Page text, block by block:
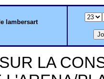
lambersart
LA